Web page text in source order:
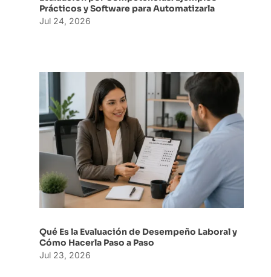
Prácticos y Software para Automatizarla
Jul 24, 2026
Qué Es la Evaluación de Desempeño Laboral y
Cómo Hacerla Paso a Paso
Jul 23, 2026